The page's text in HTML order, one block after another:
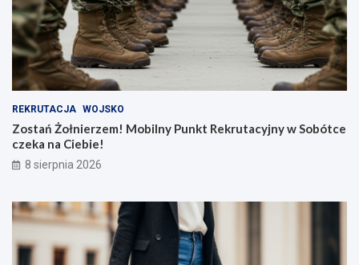
REKRUTACJA WOJSKO
Zostań Żołnierzem! Mobilny Punkt Rekrutacyjny w Sobótce
czeka na Ciebie!
8 sierpnia 2026